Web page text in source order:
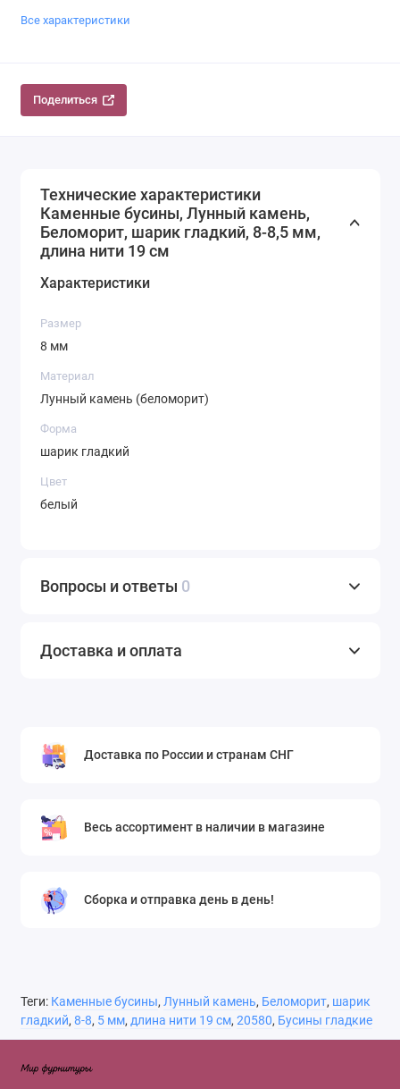
Все характеристики
Поделиться
Технические характеристики
Каменные бусины, Лунный камень,
Беломорит, шарик гладкий, 8-8,5 мм,
длина нити 19 см
Характеристики
Размер
8 мм
Материал
Лунный камень (беломорит)
Форма
шарик гладкий
Цвет
белый
Вопросы и ответы 0
Доставка и оплата
Доставка по России и странам СНГ
Весь ассортимент в наличии в магазине
Сборка и отправка день в день!
Теги: Каменные бусины, Лунный камень, Беломорит, шарик
гладкий, 8-8, 5 мм, длина нити 19 см, 20580, Бусины гладкие